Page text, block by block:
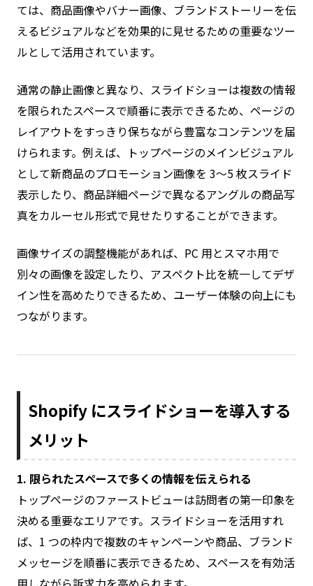
ては、商品画像やバナー画像、ブランドストーリーを伝
えるビジュアルなどを効果的に見せるための重要なツー
ルとして活用されています。
通常の静止画像と異なり、スライドショーは複数の情報
を限られたスペースで順番に表示できるため、ページの
レイアウトをすっきり保ちながら豊富なコンテンツを届
けられます。例えば、トップページのメインビジュアル
として新商品のプロモーション画像を 3〜5 枚スライド
表示したり、商品詳細ページで異なるアングルの商品写
真をカルーセル形式で見せたりすることができます。
画像サイズの調整機能があれば、PC 用とスマホ用で
別々の画像を設定したり、アスペクト比を統一してデザ
イン性を高めたりできるため、ユーザー体験の向上にも
つながります。
Shopify にスライドショーを導入する
メリット
1. 限られたスペースで多くの情報を伝えられる
トップページのファーストビューは訪問者の第一印象を
決める重要なエリアです。スライドショーを活用すれ
ば、1 つの枠内で複数のキャンペーンや商品、ブランド
メッセージを順番に表示できるため、スペースを有効活